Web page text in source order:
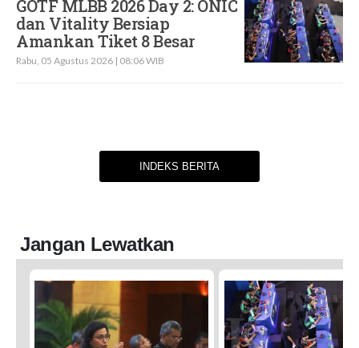
GOTF MLBB 2026 Day 2: ONIC
dan Vitality Bersiap
Amankan Tiket 8 Besar
Rabu, 05 Agustus 2026 | 08:06 WIB
INDEKS BERITA
Jangan Lewatkan